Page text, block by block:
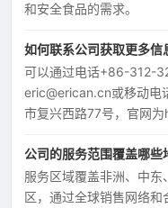
和安全食品的需求。
如何联系公司获取更多信
可以通过电话+86-312-
eric@erican.cn或移动
市复兴西路77号，官网
公司的服务范围覆盖哪些
服务区域覆盖非洲、中
区，通过全球销售网络和